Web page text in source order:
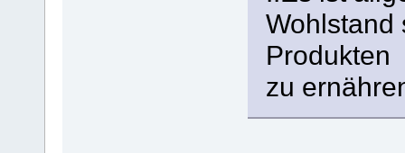
Wohlstand
Produkten
zu